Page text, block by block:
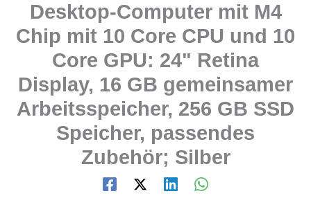
Desktop-Computer mit M4
Chip mit 10 Core CPU und 10
Core GPU: 24" Retina
Display, 16 GB gemeinsamer
Arbeitsspeicher, 256 GB SSD
Speicher, passendes
Zubehör; Silber